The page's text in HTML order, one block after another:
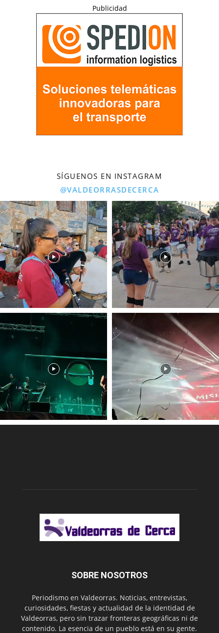
Publicidad
SÍGUENOS EN INSTAGRAM
@VALDEORRASDECERCA
SOBRE NOSOTROS
Periodismo en Valdeorras. Noticias, entrevistas,
curiosidades, fiestas y actualidad de la identidad de
Valdeorras, pero sin trazar fronteras geográficas ni de
contenido. La esencia de un pueblo está en su gente.